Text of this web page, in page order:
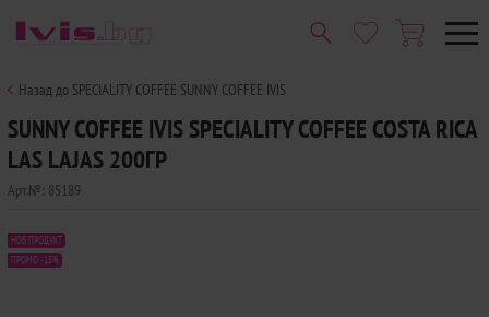
Назад до SPECIALITY COFFEE SUNNY COFFEE IVIS
SUNNY COFFEE IVIS SPECIALITY COFFEE COSTA RICA
LAS LAJAS 200ГР
Арт.№: 85189
НОВ ПРОДУКТ
ПРОМО -15%